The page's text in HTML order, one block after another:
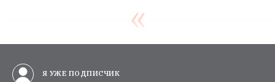
Я УЖЕ ПОДПИСЧИК